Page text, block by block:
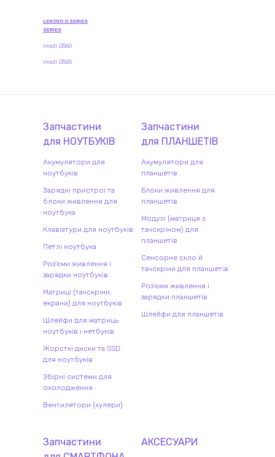
LENOVO G SERIES
SERIES
modl G560
modl G565
Запчастини
для НОУТБУКІВ
Акумулятори для
ноутбуків
Зарядні пристрої та
блоки живлення для
ноутбука
Клавіатури для ноутбуків
Петлі ноутбука
Роз'єми живлення і
зарядки ноутбуків
Матриці (тачскріни,
екрани) для ноутбуків
Шлейфи для матриць
ноутбуків і нетбуків
Жорсткі диски та SSD
для ноутбуків
Збірні системи для
охолодження
Вентилятори (кулери)
Запчастини
для ПЛАНШЕТІВ
Акумулятори для
планшетів
Блоки живлення для
планшетів
Модулі (матриця з
тачскріном) для
планшетів
Сенсорне скло й
тачскріни для планшетів
Роз'єми живлення і
зарядки планшетів
Шлейфи для планшетів
Запчастини
АКСЕСУАРИ